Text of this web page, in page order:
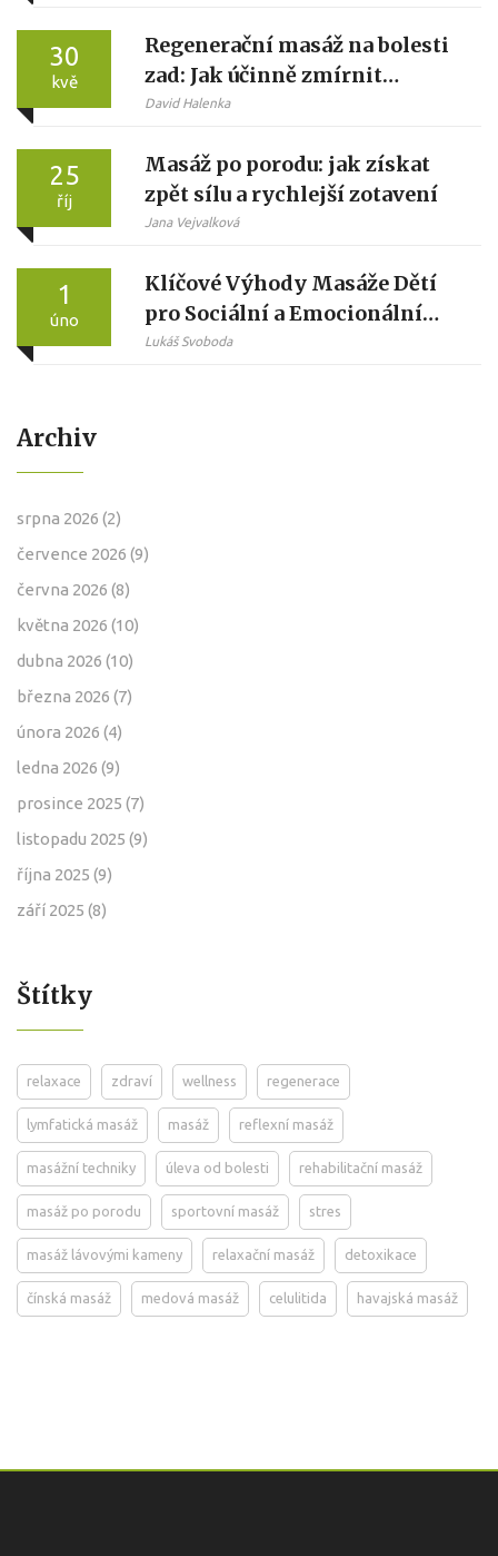
30
kvě
Regenerační masáž na bolesti
zad: Jak účinně zmírnit
svalové napětí
David Halenka
25
říj
Masáž po porodu: jak získat
zpět sílu a rychlejší zotavení
Jana Vejvalková
1
úno
Klíčové Výhody Masáže Dětí
pro Sociální a Emocionální
Vývoj
Lukáš Svoboda
Archiv
srpna 2026 (2)
července 2026 (9)
června 2026 (8)
května 2026 (10)
dubna 2026 (10)
března 2026 (7)
února 2026 (4)
ledna 2026 (9)
prosince 2025 (7)
listopadu 2025 (9)
října 2025 (9)
září 2025 (8)
Štítky
relaxace zdraví wellness regenerace
lymfatická masáž masáž reflexní masáž
masážní techniky úleva od bolesti rehabilitační masáž
masáž po porodu sportovní masáž stres
masáž lávovými kameny relaxační masáž detoxikace
čínská masáž medová masáž celulitida havajská masáž